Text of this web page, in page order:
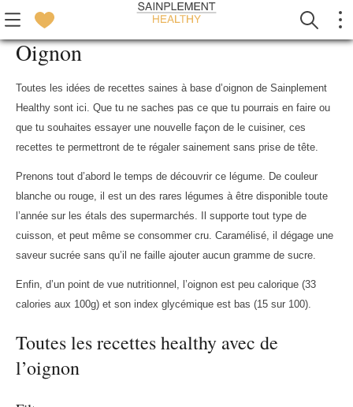
Oignon
Toutes les idées de recettes saines à base d’oignon de Sainplement
Healthy sont ici. Que tu ne saches pas ce que tu pourrais en faire ou
que tu souhaites essayer une nouvelle façon de le cuisiner, ces
recettes te permettront de te régaler sainement sans prise de tête.
Prenons tout d’abord le temps de découvrir ce légume. De couleur
blanche ou rouge, il est un des rares légumes à être disponible toute
l’année sur les étals des supermarchés. Il supporte tout type de
cuisson, et peut même se consommer cru. Caramélisé, il dégage une
saveur sucrée sans qu’il ne faille ajouter aucun gramme de sucre.
Enfin, d’un point de vue nutritionnel, l’oignon est peu calorique (33
calories aux 100g) et son index glycémique est bas (15 sur 100).
Toutes les recettes healthy avec de
l’oignon